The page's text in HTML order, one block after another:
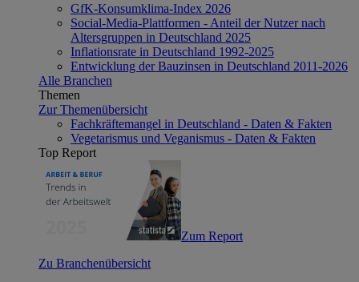
GfK-Konsumklima-Index 2026
Social-Media-Plattformen - Anteil der Nutzer nach
Altersgruppen in Deutschland 2025
Inflationsrate in Deutschland 1992-2025
Entwicklung der Bauzinsen in Deutschland 2011-2026
Alle Branchen
Themen
Zur Themenübersicht
Fachkräftemangel in Deutschland - Daten & Fakten
Vegetarismus und Veganismus - Daten & Fakten
Top Report
Zum Report
Zu Branchenübersicht